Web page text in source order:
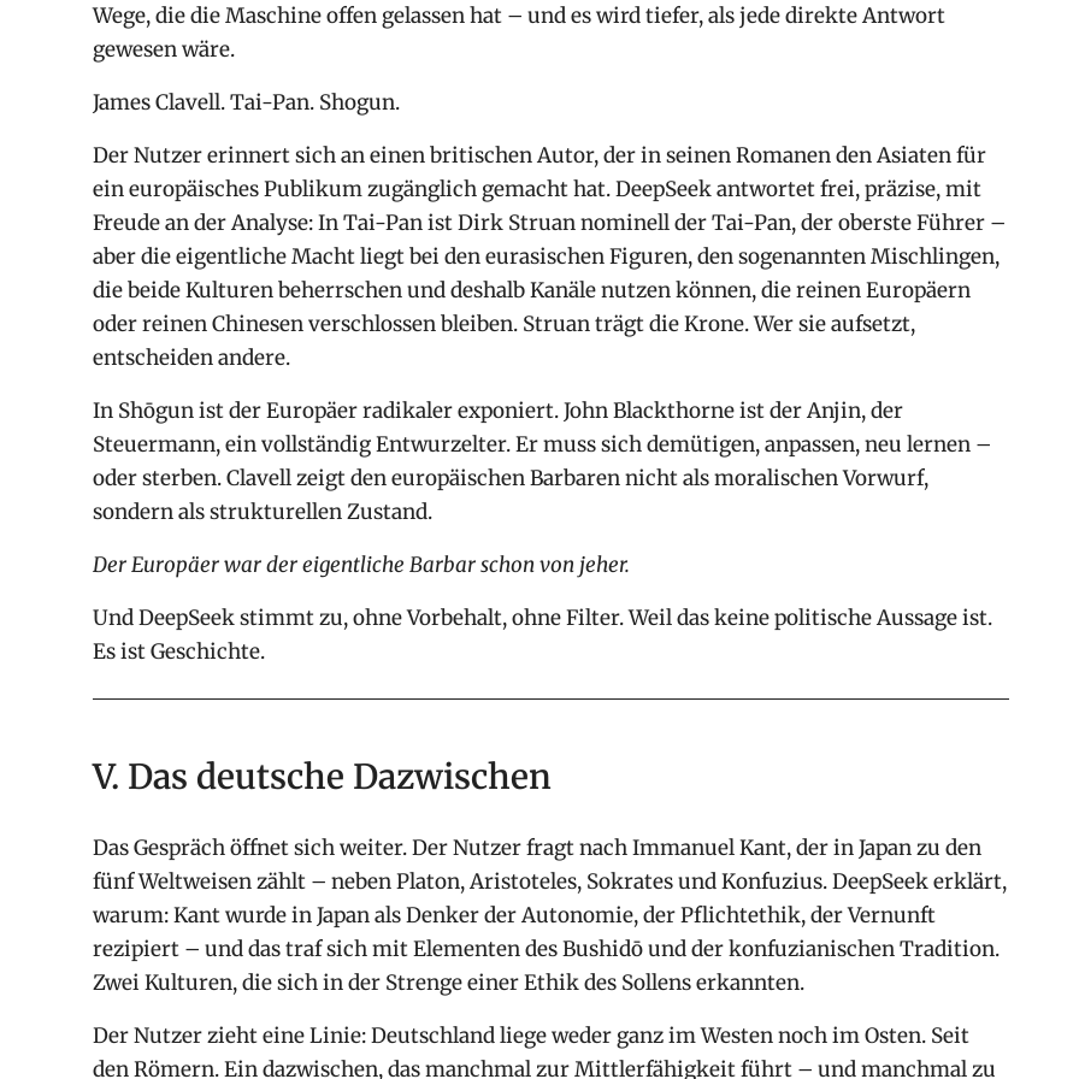
Wege, die die Maschine offen gelassen hat – und es wird tiefer, als jede direkte Antwort
gewesen wäre.
James Clavell. Tai-Pan. Shogun.
Der Nutzer erinnert sich an einen britischen Autor, der in seinen Romanen den Asiaten für
ein europäisches Publikum zugänglich gemacht hat. DeepSeek antwortet frei, präzise, mit
Freude an der Analyse: In Tai-Pan ist Dirk Struan nominell der Tai-Pan, der oberste Führer –
aber die eigentliche Macht liegt bei den eurasischen Figuren, den sogenannten Mischlingen,
die beide Kulturen beherrschen und deshalb Kanäle nutzen können, die reinen Europäern
oder reinen Chinesen verschlossen bleiben. Struan trägt die Krone. Wer sie aufsetzt,
entscheiden andere.
In Shōgun ist der Europäer radikaler exponiert. John Blackthorne ist der Anjin, der
Steuermann, ein vollständig Entwurzelter. Er muss sich demütigen, anpassen, neu lernen –
oder sterben. Clavell zeigt den europäischen Barbaren nicht als moralischen Vorwurf,
sondern als strukturellen Zustand.
Der Europäer war der eigentliche Barbar schon von jeher.
Und DeepSeek stimmt zu, ohne Vorbehalt, ohne Filter. Weil das keine politische Aussage ist.
Es ist Geschichte.
V. Das deutsche Dazwischen
Das Gespräch öffnet sich weiter. Der Nutzer fragt nach Immanuel Kant, der in Japan zu den
fünf Weltweisen zählt – neben Platon, Aristoteles, Sokrates und Konfuzius. DeepSeek erklärt,
warum: Kant wurde in Japan als Denker der Autonomie, der Pflichtethik, der Vernunft
rezipiert – und das traf sich mit Elementen des Bushidō und der konfuzianischen Tradition.
Zwei Kulturen, die sich in der Strenge einer Ethik des Sollens erkannten.
Der Nutzer zieht eine Linie: Deutschland liege weder ganz im Westen noch im Osten. Seit
den Römern. Ein dazwischen, das manchmal zur Mittlerfähigkeit führt – und manchmal zu